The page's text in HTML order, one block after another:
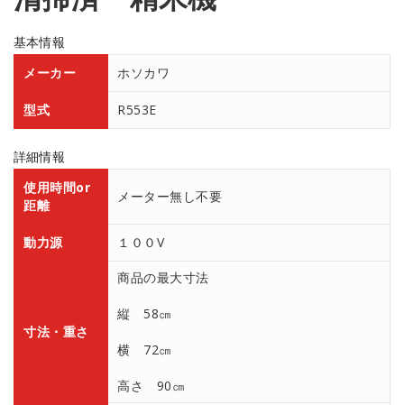
基本情報
メーカー
ホソカワ
型式 R553E
詳細情報
使用時間or
距離
メーター無し不要
動力源 １００V
寸法・重さ
商品の最大寸法
縦 58㎝
横 72㎝
高さ 90㎝